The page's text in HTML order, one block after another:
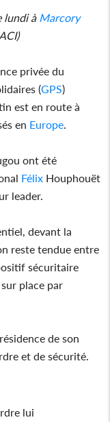
lundi à Marcory
privée du
(GPS)
est en route à
en Europe.
ont été
Félix Houphouët
leader.
devant la
reste tendue entre
sécuritaire
place par
de son
et de sécurité.
lui